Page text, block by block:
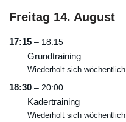
Freitag 14. August
17:15 – 18:15
Grundtraining
Wiederholt sich wöchentlich
18:30 – 20:00
Kadertraining
Wiederholt sich wöchentlich